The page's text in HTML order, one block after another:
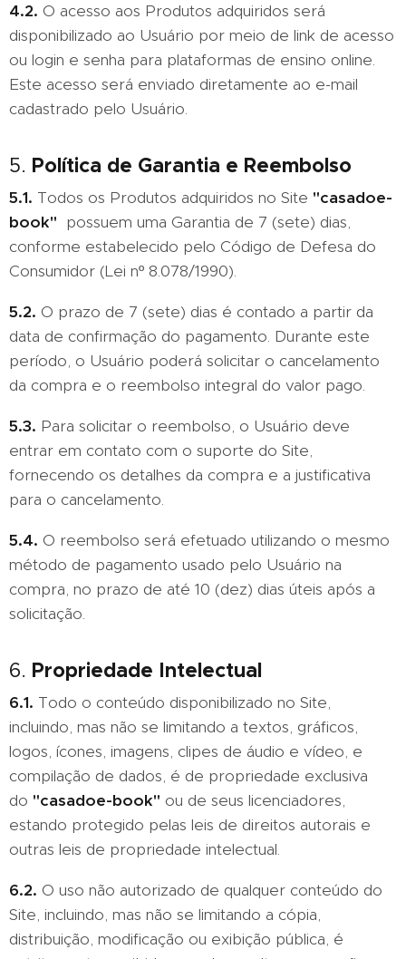
4.2. O acesso aos Produtos adquiridos será
disponibilizado ao Usuário por meio de link de acesso
ou login e senha para plataformas de ensino online.
Este acesso será enviado diretamente ao e-mail
cadastrado pelo Usuário.
5. Política de Garantia e Reembolso
5.1. Todos os Produtos adquiridos no Site "casadoe-
book" possuem uma Garantia de 7 (sete) dias,
conforme estabelecido pelo Código de Defesa do
Consumidor (Lei nº 8.078/1990).
5.2. O prazo de 7 (sete) dias é contado a partir da
data de confirmação do pagamento. Durante este
período, o Usuário poderá solicitar o cancelamento
da compra e o reembolso integral do valor pago.
5.3. Para solicitar o reembolso, o Usuário deve
entrar em contato com o suporte do Site,
fornecendo os detalhes da compra e a justificativa
para o cancelamento.
5.4. O reembolso será efetuado utilizando o mesmo
método de pagamento usado pelo Usuário na
compra, no prazo de até 10 (dez) dias úteis após a
solicitação.
6. Propriedade Intelectual
6.1. Todo o conteúdo disponibilizado no Site,
incluindo, mas não se limitando a textos, gráficos,
logos, ícones, imagens, clipes de áudio e vídeo, e
compilação de dados, é de propriedade exclusiva
do "casadoe-book" ou de seus licenciadores,
estando protegido pelas leis de direitos autorais e
outras leis de propriedade intelectual.
6.2. O uso não autorizado de qualquer conteúdo do
Site, incluindo, mas não se limitando a cópia,
distribuição, modificação ou exibição pública, é